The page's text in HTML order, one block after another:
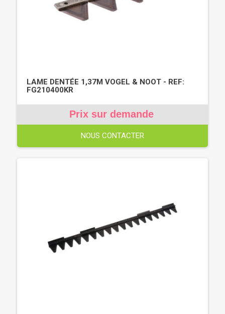
LAME DENTÉE 1,37M VOGEL & NOOT - REF:
FG210400KR
Prix sur demande
NOUS CONTACTER